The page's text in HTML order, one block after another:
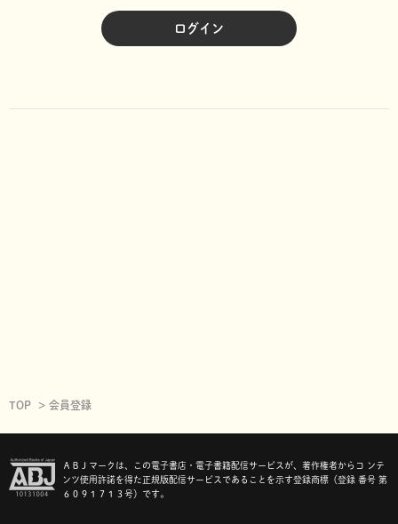
ログイン
TOP 会員登録
ＡＢＪマークは、この電子書店・電子書籍配信サービスが、著作権者からコ ンテ
ンツ使用許諾を得た正規版配信サービスであることを示す登録商標（登録 番号 第
６０９１７１３号）です。